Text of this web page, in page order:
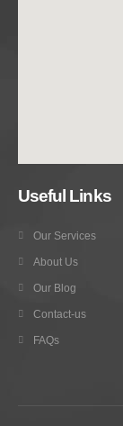
Useful Links
Our Services
About Us
Our Blog
Contact-us
FAQs